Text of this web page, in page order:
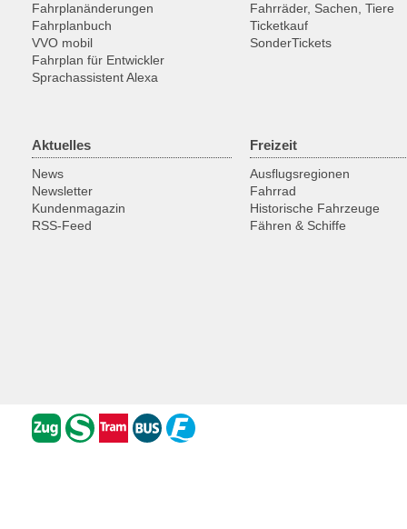
Fahrplanänderungen
Fahrplanbuch
VVO mobil
Fahrplan für Entwickler
Sprachassistent Alexa
Fahrräder, Sachen, Tiere
Ticketkauf
SonderTickets
Aktuelles
News
Newsletter
Kundenmagazin
RSS-Feed
Freizeit
Ausflugsregionen
Fahrrad
Historische Fahrzeuge
Fähren & Schiffe